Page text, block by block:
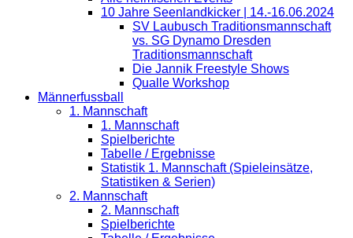
10 Jahre Seenlandkicker | 14.-16.06.2024
SV Laubusch Traditionsmannschaft
vs. SG Dynamo Dresden
Traditionsmannschaft
Die Jannik Freestyle Shows
Qualle Workshop
Männerfussball
1. Mannschaft
1. Mannschaft
Spielberichte
Tabelle / Ergebnisse
Statistik 1. Mannschaft (Spieleinsätze,
Statistiken & Serien)
2. Mannschaft
2. Mannschaft
Spielberichte